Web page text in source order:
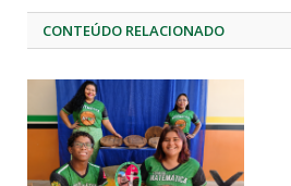
CONTEÚDO RELACIONADO